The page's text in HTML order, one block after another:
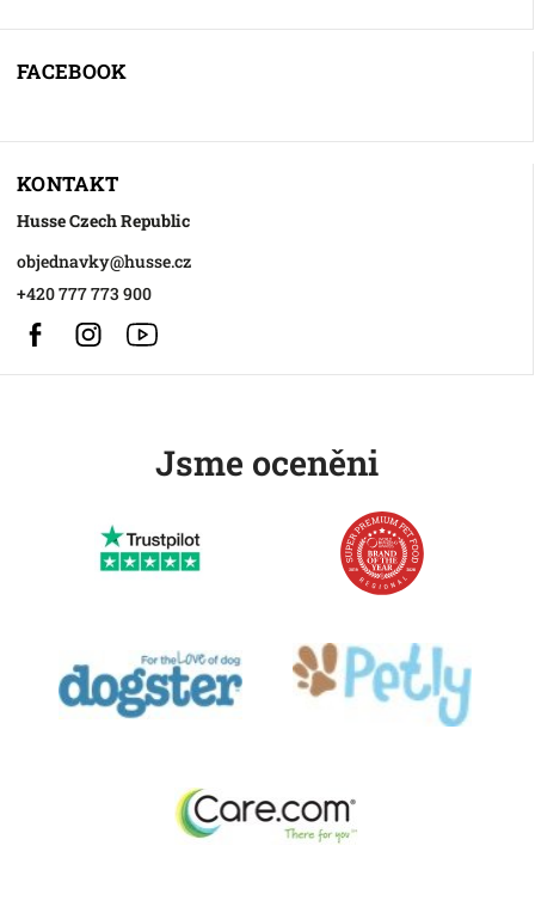
FACEBOOK
KONTAKT
Husse Czech Republic
objednavky@husse.cz
+420 777 773 900
FacebookInstagram
Jsme oceněni